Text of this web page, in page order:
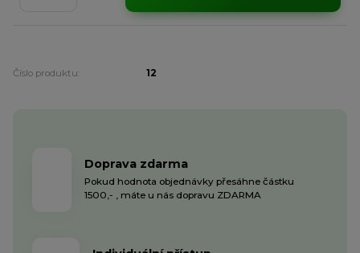
Číslo produktu: 12
Doprava zdarma
Pokud hodnota objednávky přesáhne částku
1500,- , máte u nás dopravu ZDARMA